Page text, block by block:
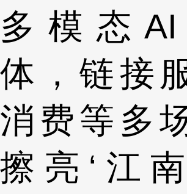
多模态
体，链接
消费等多
擦亮‘江